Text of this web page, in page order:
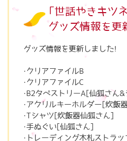
「世話やきキツ
グッズ情報を更
グッズ情報を更新しました！
・クリアファイルB
・クリアファイルC
・B2タペストリーA[仙狐さん
・アクリルキーホルダー[炊飯
・Tシャツ[炊飯器仙狐さん]
・手ぬぐい[仙狐さん]
・トレーディング木札ストラッ